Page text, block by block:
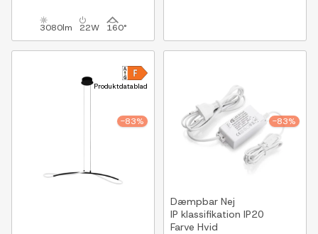
3080lm 22W 160°
Produktdatablad
-83% -83%
Dæmpbar Nej
IP klassifikation IP20
Farve Hvid